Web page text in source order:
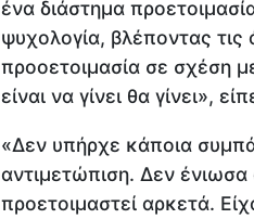
ένα διάστημα
ψυχολογία, βλέποντας
προοετοιμασία σε σχέση
είναι να γίνει θα γίνει»,
«Δεν υπήρχε κάποια
αντιμετώπιση. Δεν
προετοιμαστεί αρκετά.